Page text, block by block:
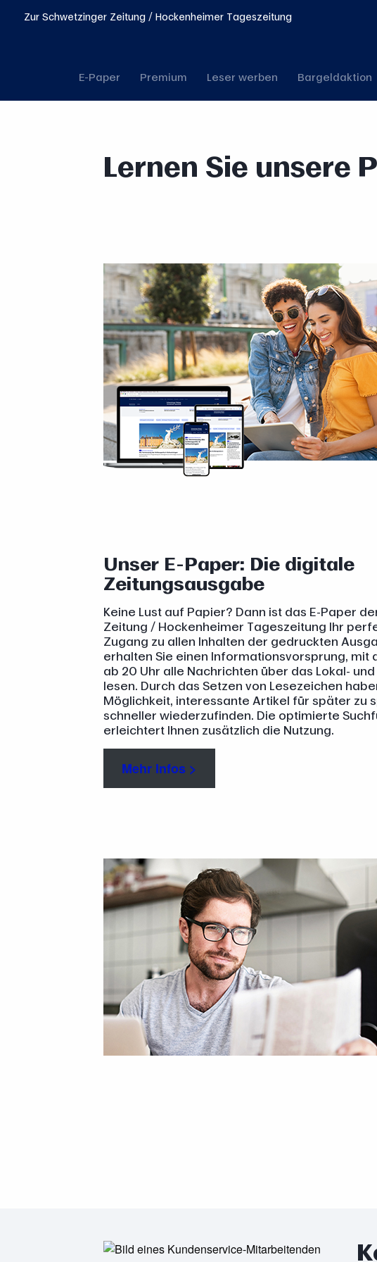
Zur Schwetzinger Zeitung / Hockenheimer Tageszeitung
E-Paper Premium Leser werben Bargeldaktion
Lernen Sie unsere
Unser E-Paper: Die digitale
Zeitungsausgabe
Keine Lust auf Papier? Dann ist das E-Paper
Zeitung / Hockenheimer Tageszeitung Ihr
Zugang zu allen Inhalten der gedruckten
erhalten Sie einen Informationsvorsprung, mit
ab 20 Uhr alle Nachrichten über das Lokal-
lesen. Durch das Setzen von Lesezeichen
Möglichkeit, interessante Artikel für später zu
schneller wiederzufinden. Die optimierte
erleichtert Ihnen zusätzlich die Nutzung.
Mehr Infos >